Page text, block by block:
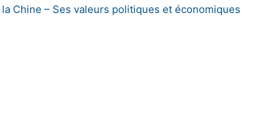
Chine – Ses valeurs politiques et économiques